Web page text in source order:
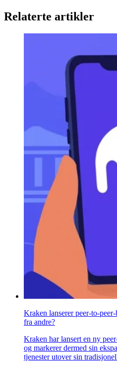
Relaterte artikler
Kraken lanserer peer-to-
fra andre?
Kraken har lansert en ny
og markerer dermed sin
tjenester utover sin